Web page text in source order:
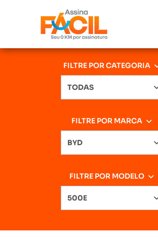
FILTRE POR CATEGORIA
TODAS
FILTRE POR MARCA
BYD
FILTRE POR MODELO
500E